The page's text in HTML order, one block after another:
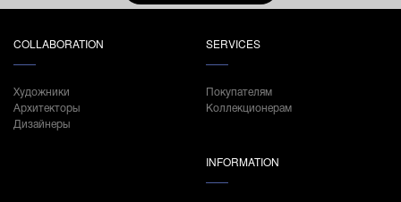
COLLABORATION
Художники
Архитекторы
Дизайнеры
SERVICES
Покупателям
Коллекционерам
INFORMATION